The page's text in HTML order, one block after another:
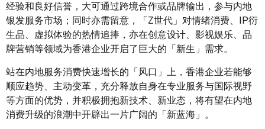
经验和良好信誉，大可通过跨境合作或品牌输出，参与内地
银发服务市场；同时亦需留意，「Z世代」对情绪消费、IP衍
生品、虚拟体验的热情追捧，亦在创意设计、影视娱乐、品
牌营销等领域为香港企业开启了巨大的「新生」需求。
站在内地服务消费快速增长的「风口」上，香港企业若能够
顺应趋势、主动变革，充分释放自身在专业服务与国际视野
等方面的优势，并积极拥抱新技术、新业态，将有望在内地
消费升级的浪潮中开辟出一片广阔的「新蓝海」。